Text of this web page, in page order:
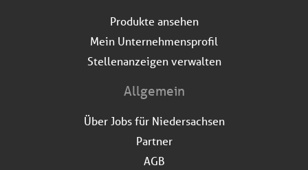
Produkte ansehen
Mein Unternehmensprofil
Stellenanzeigen verwalten
Allgemein
Über Jobs für Niedersachsen
Partner
AGB